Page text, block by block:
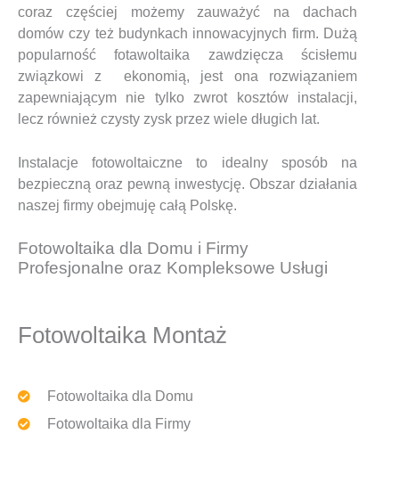
coraz częściej możemy zauważyć na dachach
domów czy też budynkach innowacyjnych firm. Dużą
popularność fotawoltaika zawdzięcza ścisłemu
związkowi z ekonomią, jest ona rozwiązaniem
zapewniającym nie tylko zwrot kosztów instalacji,
lecz również czysty zysk przez wiele długich lat.
Instalacje fotowoltaiczne to idealny sposób na
bezpieczną oraz pewną inwestycję. Obszar działania
naszej firmy obejmuję całą Polskę.
Fotowoltaika dla Domu i Firmy
Profesjonalne oraz Kompleksowe Usługi
Fotowoltaika Montaż
Fotowoltaika dla Domu
Fotowoltaika dla Firmy